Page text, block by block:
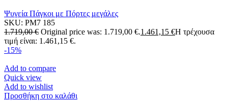
Ψυγεία Πάγκοι με Πόρτες μεγάλες
SKU: PM7 185
1.719,00€ Original price was: 1.719,00 €.1.461,15 €Η τρέχουσα
τιμή είναι: 1.461,15 €.
-15%
Add to compare
Quick view
Add to wishlist
Προσθήκη στο καλάθι